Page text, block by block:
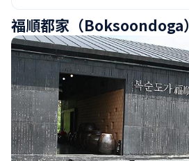
福順都家（Boksoondoga）